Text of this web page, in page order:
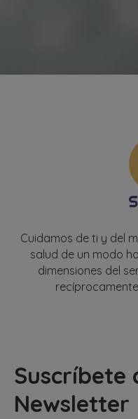
Cuidamos de ti y del
salud de un modo
dimensiones del
Suscríbete
Newsletter